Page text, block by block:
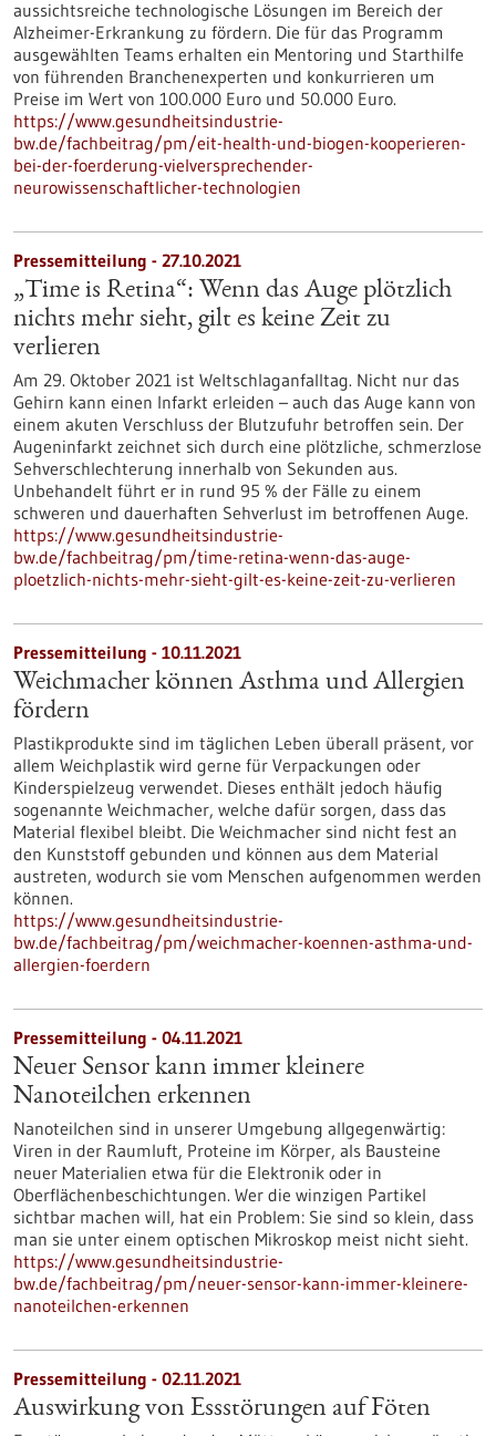
aussichtsreiche technologische Lösungen im Bereich der
Alzheimer-Erkrankung zu fördern. Die für das Programm
ausgewählten Teams erhalten ein Mentoring und Starthilfe
von führenden Branchenexperten und konkurrieren um
Preise im Wert von 100.000 Euro und 50.000 Euro.
https://www.gesundheitsindustrie-
bw.de/fachbeitrag/pm/eit-health-und-biogen-kooperieren-
bei-der-foerderung-vielversprechender-
neurowissenschaftlicher-technologien
Pressemitteilung - 27.10.2021
„Time is Retina“: Wenn das Auge plötzlich
nichts mehr sieht, gilt es keine Zeit zu
verlieren
Am 29. Oktober 2021 ist Weltschlaganfalltag. Nicht nur das
Gehirn kann einen Infarkt erleiden – auch das Auge kann von
einem akuten Verschluss der Blutzufuhr betroffen sein. Der
Augeninfarkt zeichnet sich durch eine plötzliche, schmerzlose
Sehverschlechterung innerhalb von Sekunden aus.
Unbehandelt führt er in rund 95 % der Fälle zu einem
schweren und dauerhaften Sehverlust im betroffenen Auge.
https://www.gesundheitsindustrie-
bw.de/fachbeitrag/pm/time-retina-wenn-das-auge-
ploetzlich-nichts-mehr-sieht-gilt-es-keine-zeit-zu-verlieren
Pressemitteilung - 10.11.2021
Weichmacher können Asthma und Allergien
fördern
Plastikprodukte sind im täglichen Leben überall präsent, vor
allem Weichplastik wird gerne für Verpackungen oder
Kinderspielzeug verwendet. Dieses enthält jedoch häufig
sogenannte Weichmacher, welche dafür sorgen, dass das
Material flexibel bleibt. Die Weichmacher sind nicht fest an
den Kunststoff gebunden und können aus dem Material
austreten, wodurch sie vom Menschen aufgenommen werden
können.
https://www.gesundheitsindustrie-
bw.de/fachbeitrag/pm/weichmacher-koennen-asthma-und-
allergien-foerdern
Pressemitteilung - 04.11.2021
Neuer Sensor kann immer kleinere
Nanoteilchen erkennen
Nanoteilchen sind in unserer Umgebung allgegenwärtig:
Viren in der Raumluft, Proteine im Körper, als Bausteine
neuer Materialien etwa für die Elektronik oder in
Oberflächenbeschichtungen. Wer die winzigen Partikel
sichtbar machen will, hat ein Problem: Sie sind so klein, dass
man sie unter einem optischen Mikroskop meist nicht sieht.
https://www.gesundheitsindustrie-
bw.de/fachbeitrag/pm/neuer-sensor-kann-immer-kleinere-
nanoteilchen-erkennen
Pressemitteilung - 02.11.2021
Auswirkung von Essstörungen auf Föten